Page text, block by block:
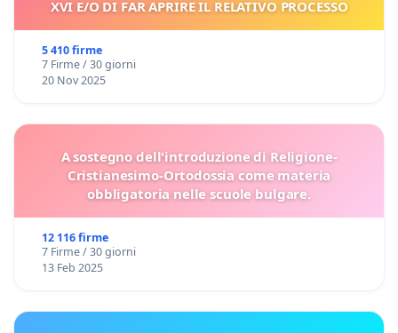
XVI E/O DI FAR APRIRE IL RELATIVO PROCESSO
5 410 firme
7 Firme / 30 giorni
20 Nov 2025
A sostegno dell'introduzione di Religione-
Cristianesimo-Ortodossia come materia
obbligatoria nelle scuole bulgare.
12 116 firme
7 Firme / 30 giorni
13 Feb 2025